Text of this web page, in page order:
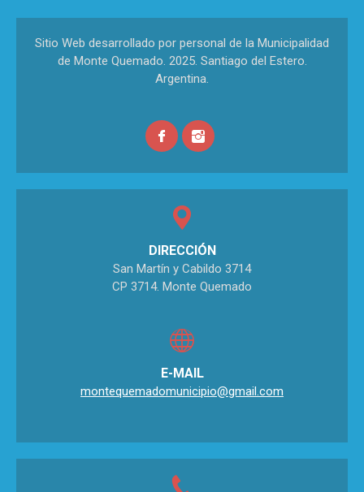
Sitio Web desarrollado por personal de la Municipalidad
de Monte Quemado. 2025. Santiago del Estero.
Argentina.
DIRECCIÓN
San Martín y Cabildo 3714
CP 3714. Monte Quemado
E-MAIL
montequemadomunicipio@gmail.com